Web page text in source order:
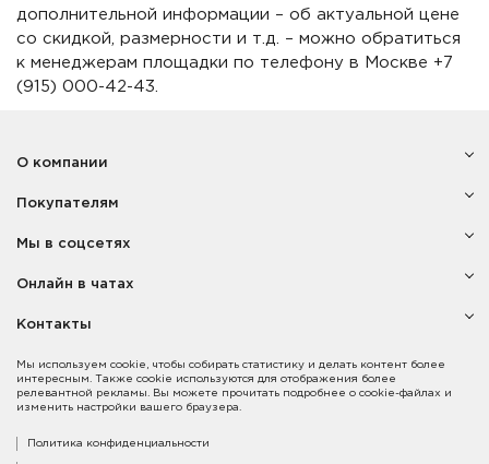
дополнительной информации – об актуальной цене
со скидкой, размерности и т.д. – можно обратиться
к менеджерам площадки по телефону в Москве +7
(915) 000-42-43.
Мы используем cookie, чтобы собирать статистику и делать контент более
интересным. Также cookie используются для отображения более
релевантной рекламы. Вы можете прочитать подробнее о cookie-файлах и
изменить настройки вашего браузера.
Политика конфиденциальности
Покупателям
О компании
Мы в соцсетях
Онлайн в чатах
Контакты